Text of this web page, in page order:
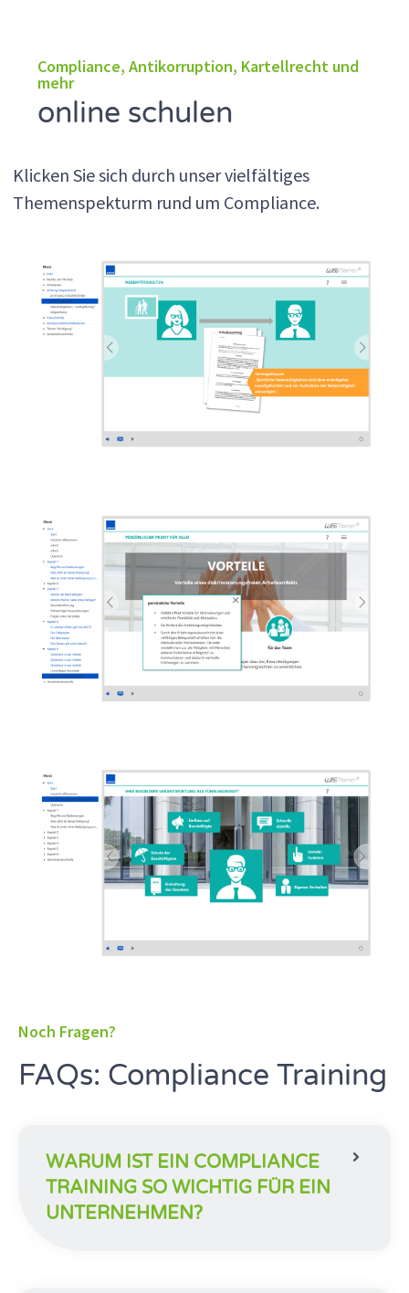
Compliance, Antikorruption, Kartellrecht und
mehr
online schulen
Klicken Sie sich durch unser vielfältiges
Themenspekturm rund um Compliance.
Noch Fragen?
FAQs: Compliance Training
WARUM IST EIN COMPLIANCE
TRAINING SO WICHTIG FÜR EIN
UNTERNEHMEN?